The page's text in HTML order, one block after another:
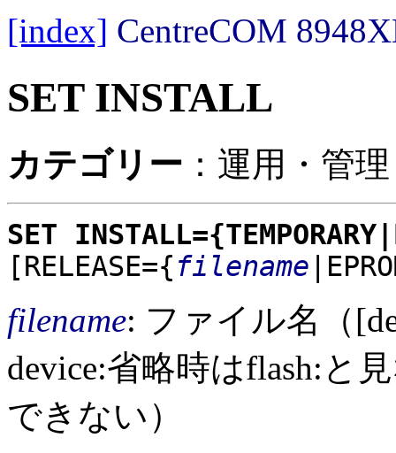
[index] CentreCOM
SET INSTALL
カテゴリー ：運用・管
SET
[RELEASE={filename
filename: ファイル名（
device:省略時はflash:と
できない）